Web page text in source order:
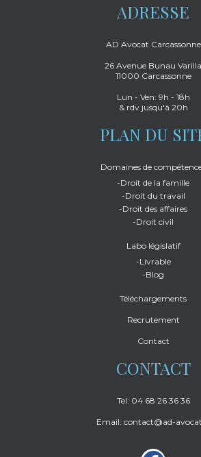
ADRESSE
AD Avocat Carcassonne
26 Avenue Bunau Varilla
11000 Carcassonne
Lun - Ven: 9h - 18h
& rdv jusqu'à 20h
PLAN DU
Domaines de
-Droit de la famille
-Droit du travail
-Droit des affaires
-Droit civil
Labo législatif
-Livrable
-Blog
Téléchargements
Recrutement
Contact
CONTACT
Tel: 04 68 26 36 36
Email: contact@ad-